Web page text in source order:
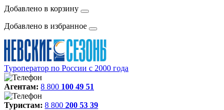
Добавлено в корзину
Добавлено в избранное
Туроператор по России с 2000 года
Агентам: 8 800 100 49 51
Туристам: 8 800 200 53 39